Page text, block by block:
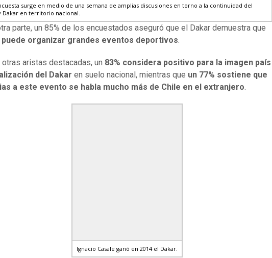
surge en medio de una semana de amplias discusiones en torno a la continuidad del
Dakar en territorio nacional.
parte, un 85% de los encuestados aseguró que el Dakar demuestra que
puede organizar grandes eventos deportivos.
otras aristas destacadas, un 83% considera positivo para la imagen país
del Dakar en suelo nacional, mientras que un 77% sostiene que
a este evento se habla mucho más de Chile en el extranjero.
Ignacio Casale ganó en 2014 el Dakar.